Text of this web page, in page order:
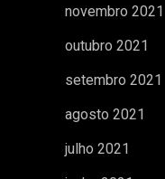
novembro 2021
outubro 2021
setembro 2021
agosto 2021
julho 2021